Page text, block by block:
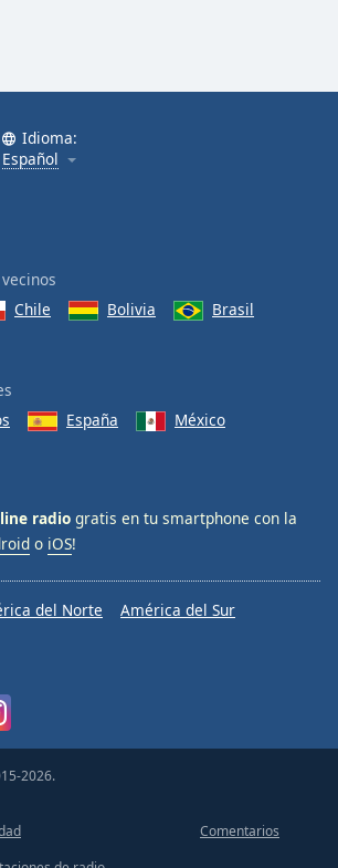
Idioma:
Español
Chile Bolivia
Brasil
España
México
radio gratis en tu smartphone con la
o iOS!
del Norte
América del Sur
2026.
Comentarios